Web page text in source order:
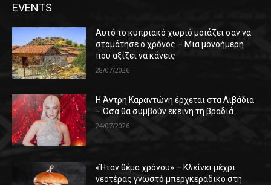
EVENTS
Αυτό το κυπριακό χωριό μοιάζει σαν να
σταμάτησε ο χρόνος – Μια μονοήμερη
που αξίζει να κάνεις
28/07/2026
Η Άντρη Καραντώνη έρχεται στα Λιβάδια
– Όσα θα συμβούν εκείνη τη βραδιά
24/07/2026
«Ήταν θέμα χρόνου» – Κλείνει μέχρι
νεοτέρας γνωστό μπεργκεράδικο στη